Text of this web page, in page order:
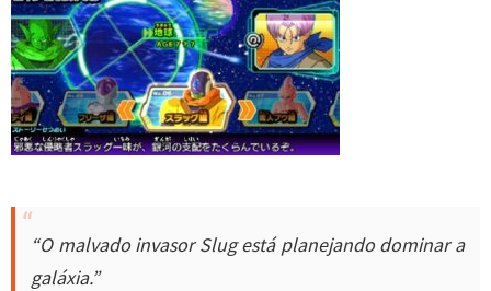
“O malvado invasor Slug está planejando dominar a
galáxia.”